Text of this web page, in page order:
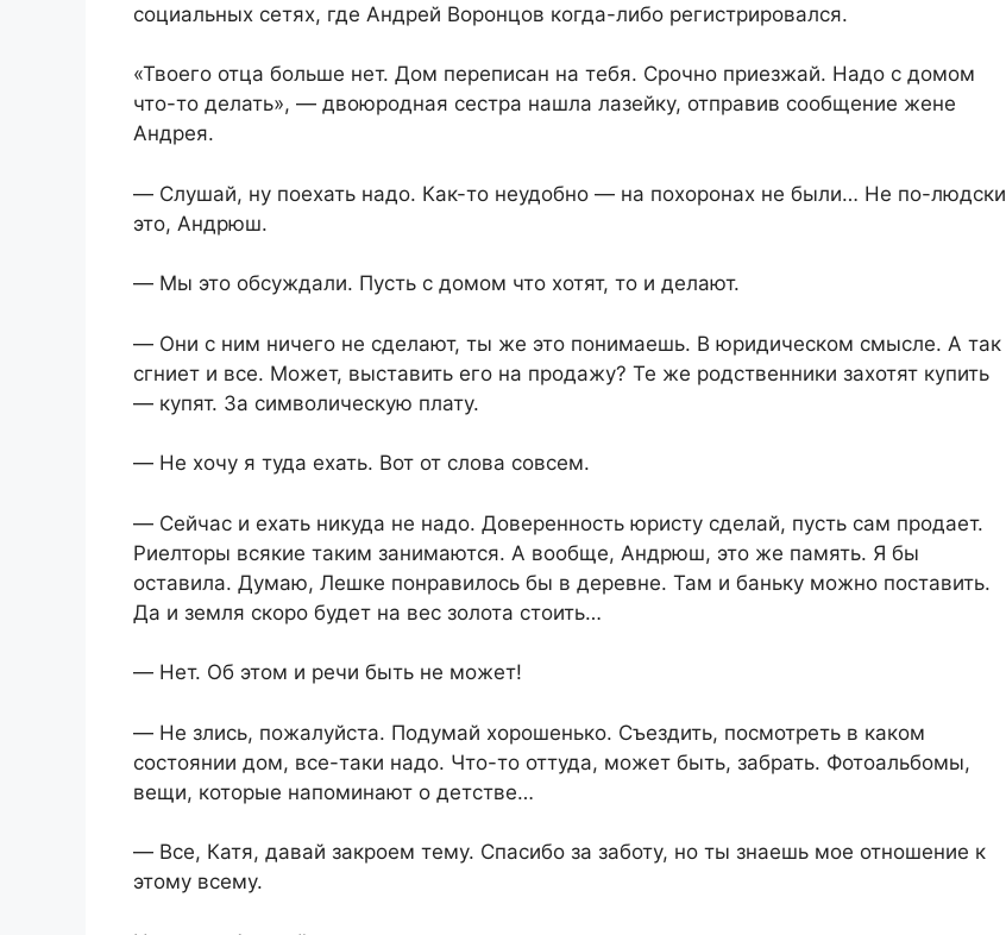
социальных сетях, где Андрей Воронцов когда-либо регистрировался.
«Твоего отца больше нет. Дом переписан на тебя. Срочно приезжай. Надо с домом
что-то делать», ― двоюродная сестра нашла лазейку, отправив сообщение жене
Андрея.
― Слушай, ну поехать надо. Как-то неудобно ― на похоронах не были… Не по-людски
это, Андрюш.
― Мы это обсуждали. Пусть с домом что хотят, то и делают.
― Они с ним ничего не сделают, ты же это понимаешь. В юридическом смысле. А так
сгниет и все. Может, выставить его на продажу? Те же родственники захотят купить
― купят. За символическую плату.
― Не хочу я туда ехать. Вот от слова совсем.
― Сейчас и ехать никуда не надо. Доверенность юристу сделай, пусть сам продает.
Риелторы всякие таким занимаются. А вообще, Андрюш, это же память. Я бы
оставила. Думаю, Лешке понравилось бы в деревне. Там и баньку можно поставить.
Да и земля скоро будет на вес золота стоить…
― Нет. Об этом и речи быть не может!
― Не злись, пожалуйста. Подумай хорошенько. Съездить, посмотреть в каком
состоянии дом, все-таки надо. Что-то оттуда, может быть, забрать. Фотоальбомы,
вещи, которые напоминают о детстве…
― Все, Катя, давай закроем тему. Спасибо за заботу, но ты знаешь мое отношение к
этому всему.